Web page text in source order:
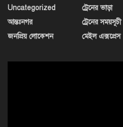
Uncategorized
আন্তঃনগর
জনপ্রিয় লোকেশন
ট্রেনের ভাড়া
ট্রেনের সময়সূচী
মেইল এক্সপ্রেস